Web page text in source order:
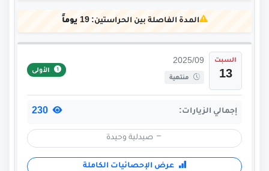
المدة الفاصلة بين الحراستين:19 يوماً
السبت
13
2025/09
منتهية
الأولى
إجمالي الزيارات:
صيدلية وحيدة
عرض الإحصائيات الكاملة